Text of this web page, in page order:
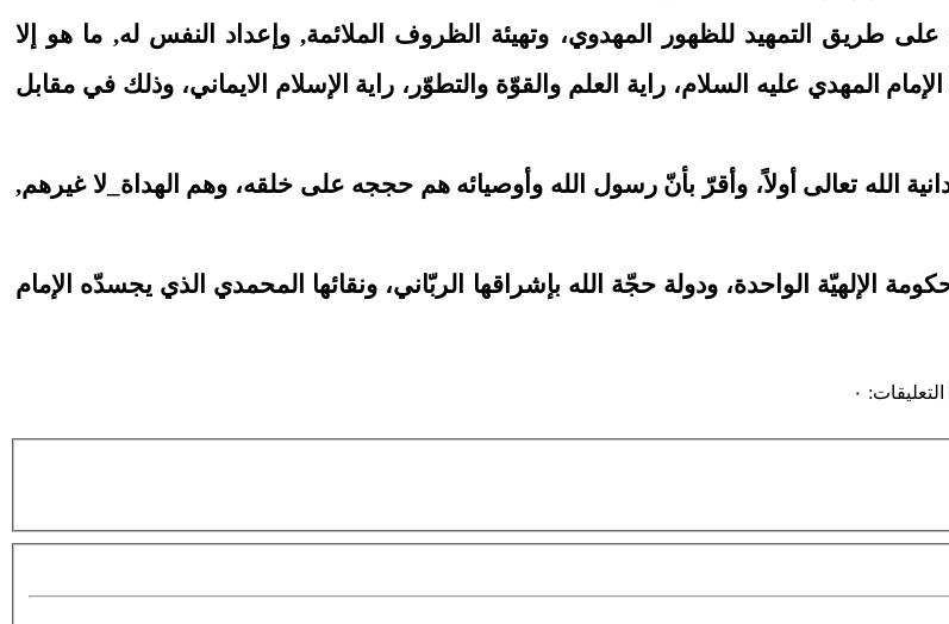
طريق التمهيد للظهور المهدوي، وتهيئة الظروف الملائمة, وإعداد النفس له, ما هو إلا
المهدي عليه السلام، راية العلم والقوّة والتطوّر، راية الإسلام الايماني، وذلك في مقابل
الله تعالى أولاً، وأقرّ بأنّ رسول الله وأوصيائه هم حججه على خلقه، وهم الهداة_لا غيرهم,
الإلهيّة الواحدة، ودولة حجّة الله بإشراقها الربّاني، ونقائها المحمدي الذي يجسدّه الإمام
التعليقات: ٠